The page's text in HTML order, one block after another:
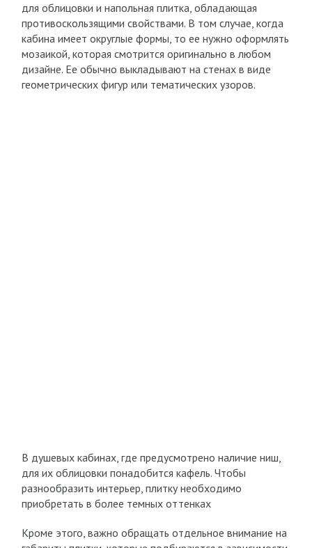
для облицовки и напольная плитка, обладающая
противоскользящими свойствами. В том случае, когда
кабина имеет округлые формы, то ее нужно оформлять
мозаикой, которая смотрится оригинально в любом
дизайне. Ее обычно выкладывают на стенах в виде
геометрических фигур или тематических узоров.
В душевых кабинах, где предусмотрено наличие ниш,
для их облицовки понадобится кафель. Чтобы
разнообразить интерьер, плитку необходимо
приобретать в более темных оттенках
Кроме этого, важно обращать отдельное внимание на